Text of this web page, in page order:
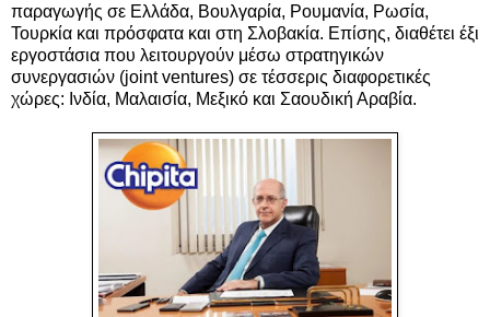
παραγωγής σε Ελλάδα, Βουλγαρία, Ρουμανία, Ρωσία,
Τουρκία και πρόσφατα και στη Σλοβακία. Επίσης, διαθέτει έξι
εργοστάσια που λειτουργούν μέσω στρατηγικών
συνεργασιών (joint ventures) σε τέσσερις διαφορετικές
χώρες: Ινδία, Μαλαισία, Μεξικό και Σαουδική Αραβία.